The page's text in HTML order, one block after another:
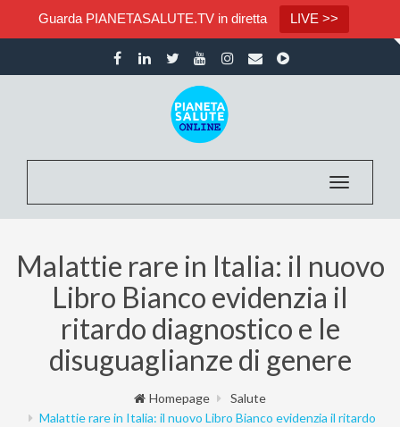
Guarda PIANETASALUTE.TV in diretta LIVE >>
Toggle
Malattie rare in Italia: il nuovo
Libro Bianco evidenzia il
ritardo diagnostico e le
disuguaglianze di genere
Homepage
Salute
Malattie rare in Italia: il nuovo Libro Bianco evidenzia il ritardo